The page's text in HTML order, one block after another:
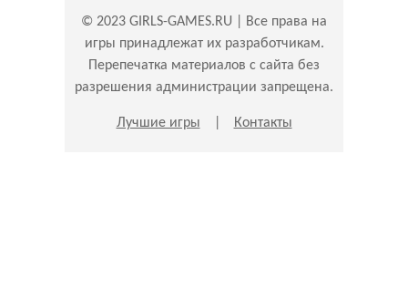
© 2023 GIRLS-GAMES.RU | Все права на
игры принадлежат их разработчикам.
Перепечатка материалов с сайта без
разрешения администрации запрещена.
Лучшие игры Контакты